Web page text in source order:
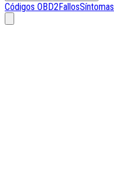
Códigos OBD2FallosSíntomas